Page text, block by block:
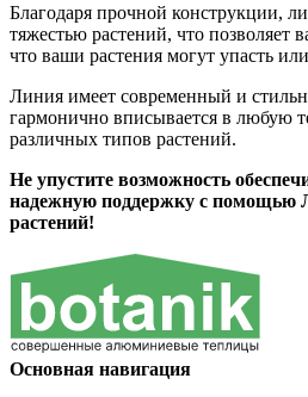
Благодаря прочной конструкции,
тяжестью растений, что позволяет
что ваши растения могут упасть
Линия имеет современный и
гармонично вписывается в любую
различных типов растений.
Не упустите возможность
надежную поддержку с помощью
растений!
Основная навигация